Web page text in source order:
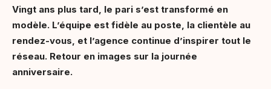
Vingt ans plus tard, le pari s’est transformé en
modèle. L’équipe est fidèle au poste, la clientèle au
rendez-vous, et l’agence continue d’inspirer tout le
réseau. Retour en images sur la journée
anniversaire.